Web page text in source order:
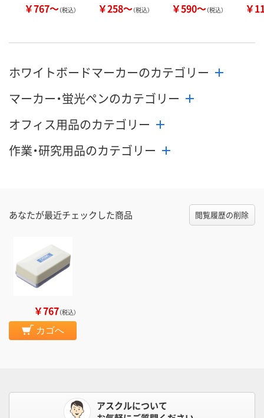
￥767～（税込） ￥258～（税込） ￥590～（税込） ￥
ホワイトボードマーカーのカテゴリー
マーカー・蛍光ペンのカテゴリー
オフィス用品のカテゴリー
作業・研究用品のカテゴリー
あなたが最近チェックした商品 閲覧履歴の削除
￥767（税込）
カゴへ
アスクルについて